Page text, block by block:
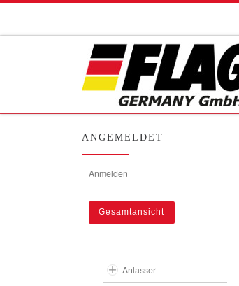
ANGEMELDET
Anmelden
Gesamtansicht
Anlasser